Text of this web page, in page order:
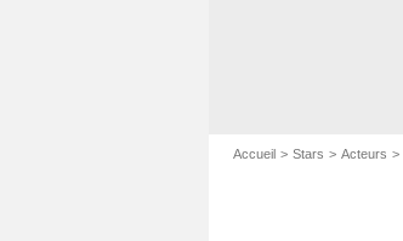
Accueil Stars Acteurs